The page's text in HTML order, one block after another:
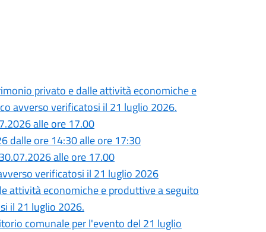
privato e dalle attività economiche e
avverso verificatosi il 21 luglio 2026.
alle ore 17.00
dalle ore 14:30 alle ore 17:30
alle ore 17.00
verificatosi il 21 luglio 2026
attività economiche e produttive a seguito
il 21 luglio 2026.
comunale per l'evento del 21 luglio